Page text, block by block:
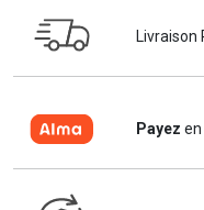
Livraison
Payez en